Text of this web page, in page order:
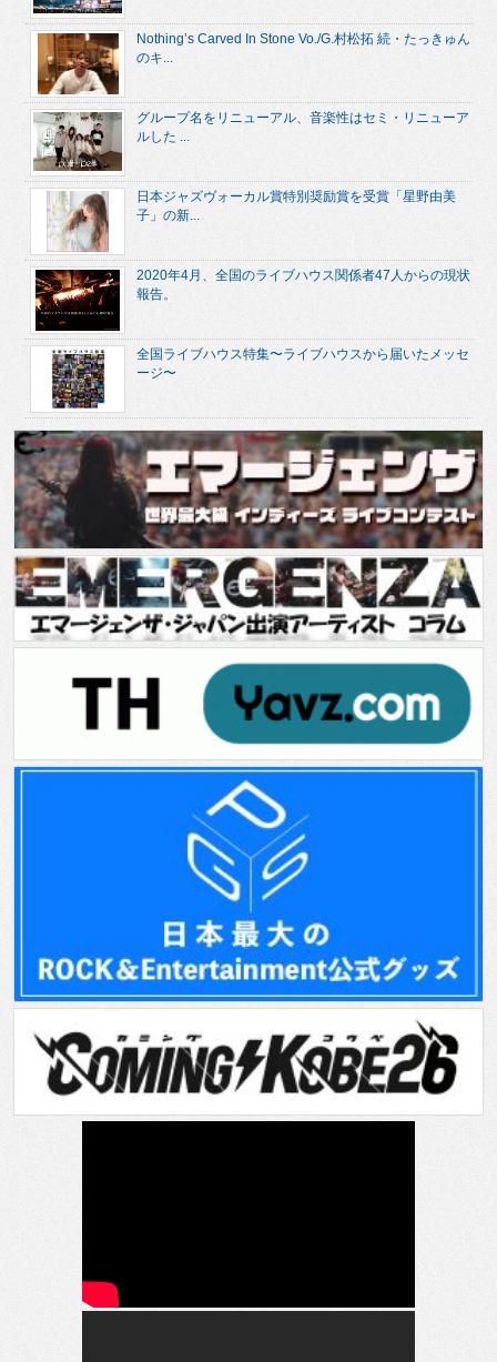
Nothing’s Carved In Stone Vo./G.村松拓 続・たっきゅん
のキ...
グループ名をリニューアル、音楽性はセミ・リニューア
ルした ...
日本ジャズヴォーカル賞特別奨励賞を受賞「星野由美
子」の新...
2020年4月、全国のライブハウス関係者47人からの現状
報告。
全国ライブハウス特集〜ライブハウスから届いたメッセ
ージ〜